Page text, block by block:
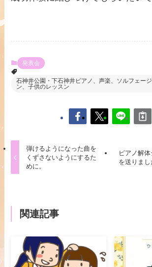
発表会
石神井公園・下石神井ピアノ、声楽、ソルフェー
ン、子供のレッスン
弾けるようになった曲を
くずさないようにするた
めに。
ピアノ解
を送りまし
関連記事